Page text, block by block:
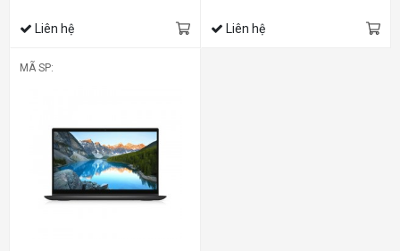
Liên hệ Liên hệ
MÃ SP: